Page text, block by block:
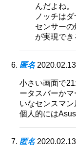
んだよね。
ノッチは
センサー
が実現で
匿名
小さい画面で
ータスバーか
いなセンスマン
個人的には
匿名